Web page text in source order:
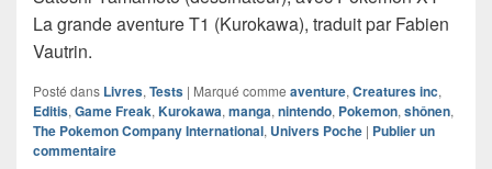
La grande aventure T1 (Kurokawa), traduit par Fabien
Vautrin.
Posté dans Livres, Tests | Marqué comme aventure, Creatures inc,
Editis, Game Freak, Kurokawa, manga, nintendo, Pokemon, shônen,
The Pokemon Company International, Univers Poche | Publier un
commentaire